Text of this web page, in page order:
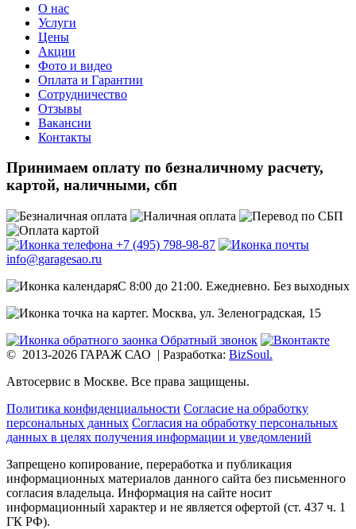
О нас
Услуги
Цены
Акции
Фото и видео
Оплата и Гарантии
Сотрудничество
Отзывы
Вакансии
Контакты
Принимаем оплату по безналичному расчету,
картой, наличными, сбп
+7 (495) 798-98-87
info@garagesao.ru
C 8:00 до 21:00. Ежедневно. Без выходных
г. Москва, ул. Зеленоградская, 15
Обратный звонок
© 2013-2026 ГАРАЖ САО | Разработка: BizSoul.
Автосервис в Москве. Все права защищены.
Политика конфиденциальности Согласие на обработку
персональных данных Согласия на обработку персональных
данных в целях получения информации и уведомлений
Запрещено копирование, переработка и публикация
информационных материалов данного сайта без письменного
согласия владельца. Информация на сайте носит
информационный характер и не является офертой (ст. 437 ч. 1
ГК РФ).